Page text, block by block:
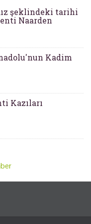
şeklindeki tarihi
Naarden
Kadim
Kazıları